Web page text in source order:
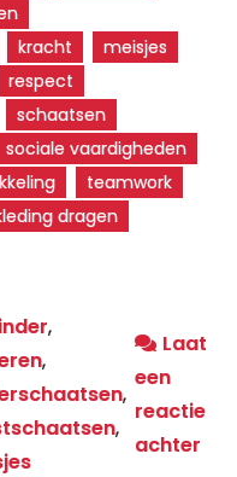
kracht
meisjes
respect
schaatsen
sociale vaardigheden
teamwork
dragen
,
,
,
,
Laat
een
reactie
achterop